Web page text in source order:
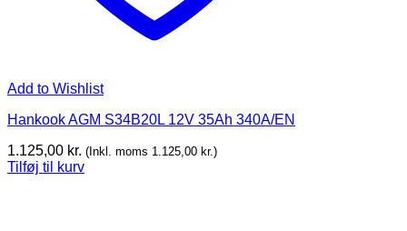
Add to Wishlist
Hankook AGM S34B20L 12V 35Ah 340A/EN
1.125,00 kr. (Inkl. moms 1.125,00 kr.)
Tilføj til kurv